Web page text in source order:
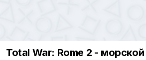
Total War: Rome 2 -